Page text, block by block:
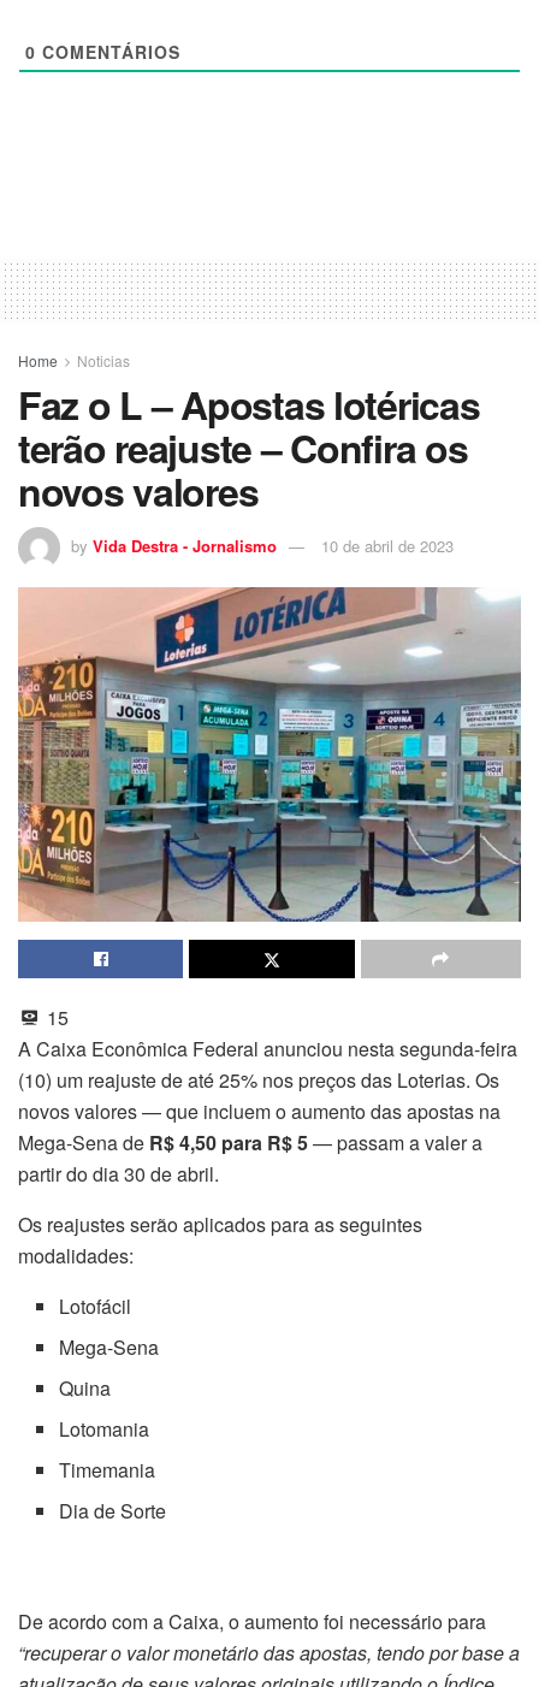
0 COMENTÁRIOS
Home Noticias
Faz o L – Apostas lotéricas
terão reajuste – Confira os
novos valores
by Vida Destra - Jornalismo 10 de abril de 2023
15
A Caixa Econômica Federal anunciou nesta segunda-feira
(10) um reajuste de até 25% nos preços das Loterias. Os
novos valores — que incluem o aumento das apostas na
Mega-Sena de R$ 4,50 para R$ 5— passam a valer a
partir do dia 30 de abril.
Os reajustes serão aplicados para as seguintes
modalidades:
Lotofácil
Mega-Sena
Quina
Lotomania
Timemania
Dia de Sorte
De acordo com a Caixa, o aumento foi necessário para
“recuperar o valor monetário das apostas, tendo por base a